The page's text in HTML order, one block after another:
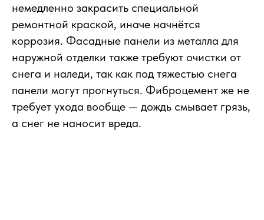
немедленно закрасить специальной
ремонтной краской, иначе начнётся
коррозия. Фасадные панели из металла для
наружной отделки также требуют очистки от
снега и наледи, так как под тяжестью снега
панели могут прогнуться. Фиброцемент же не
требует ухода вообще — дождь смывает грязь,
а снег не наносит вреда.